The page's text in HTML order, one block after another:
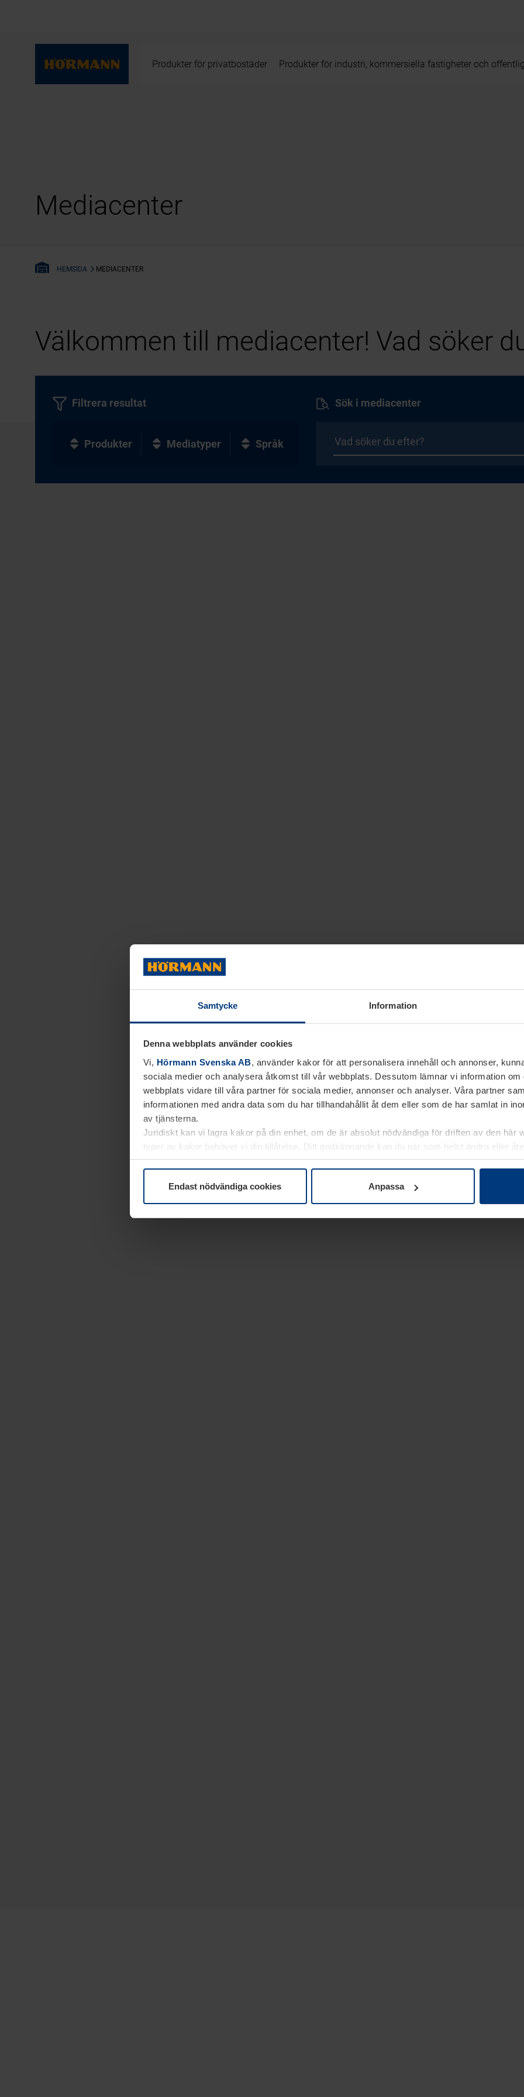
Samtycke Information
Denna webbplats använder cookies
Vi, Hörmann Svenska AB, använder kakor för att personalisera innehåll och annonser,
sociala medier och analysera åtkomst till vår webbplats. Dessutom lämnar vi information om
webbplats vidare till våra partner för sociala medier, annonser och analyser. Våra partner
informationen med andra data som du har tillhandahållit åt dem eller som de har samlat in
av tjänsterna.
Juridiskt kan vi lagra kakor på din enhet, om de är absolut nödvändiga för driften av den här
typer av kakor behöver vi din tillåtelse. Ditt godkännande kan du när som helst ändra eller
kakor underDataskyddsförklaringpå vår webbplats.
Endast nödvändiga cookies Anpassa
Produkter för privatbostäder Produkter för industri, kommersiella fastigheter och
Mediacenter
HEMSIDA MEDIACENTER
Välkommen till mediacenter! Vad söker
Sök i mediacenter
Filtrera resultat
Produkter Mediatyper Språk